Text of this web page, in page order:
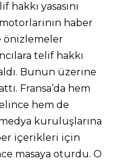
hakkı yasasını
haber
önizlemeler
telif hakkı
Bunun üzerine
Fransa’da hem
hem de
kuruluşlarına
içerikleri için
masaya oturdu. O